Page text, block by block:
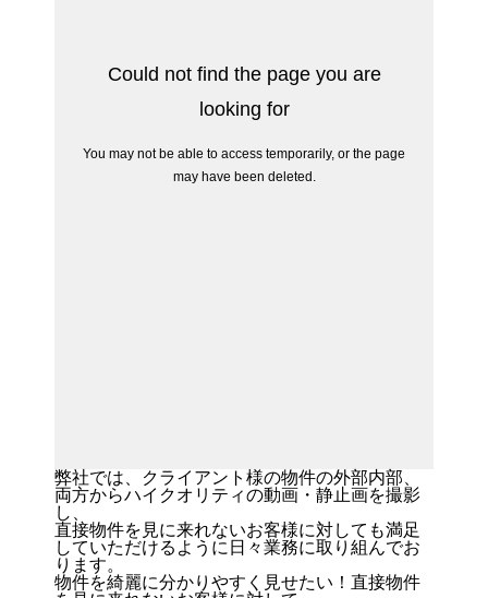
弊社では、クライアント様の物件の外部内部、
両方からハイクオリティの動画・静止画を撮影
し、
直接物件を見に来れないお客様に対しても満足
していただけるように日々業務に取り組んでお
ります。
物件を綺麗に分かりやすく見せたい！直接物件